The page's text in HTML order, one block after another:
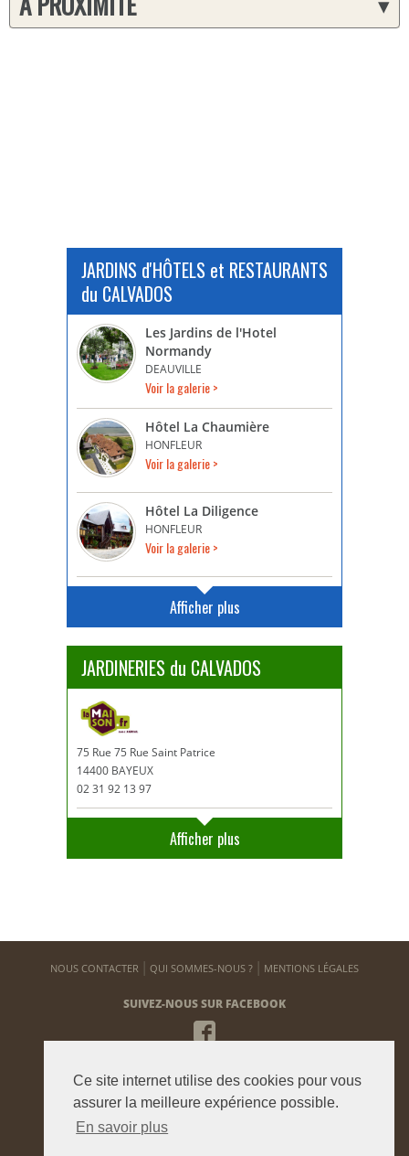
Ce site internet utilise des cookies pour vous
assurer la meilleure expérience possible.
En savoir plus
JARDINS d'HÔTELS et RESTAURANTS
du CALVADOS
Les Jardins de l'Hotel
Normandy
DEAUVILLE
Voir la galerie >
Hôtel La Chaumière
HONFLEUR
Voir la galerie >
Hôtel La Diligence
HONFLEUR
Voir la galerie >
Afficher plus
JARDINERIES du CALVADOS
75 Rue 75 Rue Saint Patrice
14400 BAYEUX
02 31 92 13 97
Afficher plus
NOUS CONTACTER QUI SOMMES-NOUS ? MENTIONS LÉGALES
SUIVEZ-NOUS SUR FACEBOOK
NEWSLETTER
Pour vous tenir informé de notre actualité